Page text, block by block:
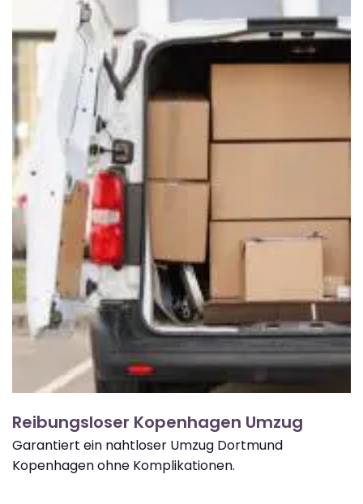
Reibungsloser Kopenhagen Umzug
Garantiert ein nahtloser Umzug Dortmund
Kopenhagen ohne Komplikationen.